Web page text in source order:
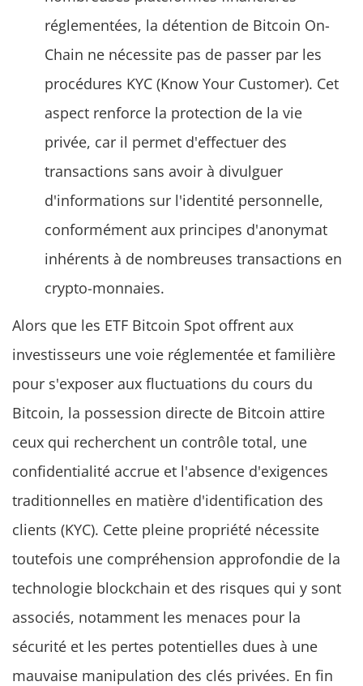
réglementées, la détention de Bitcoin On-
Chain ne nécessite pas de passer par les
procédures KYC (Know Your Customer). Cet
aspect renforce la protection de la vie
privée, car il permet d'effectuer des
transactions sans avoir à divulguer
d'informations sur l'identité personnelle,
conformément aux principes d'anonymat
inhérents à de nombreuses transactions en
crypto-monnaies.
Alors que les ETF Bitcoin Spot offrent aux
investisseurs une voie réglementée et familière
pour s'exposer aux fluctuations du cours du
Bitcoin, la possession directe de Bitcoin attire
ceux qui recherchent un contrôle total, une
confidentialité accrue et l'absence d'exigences
traditionnelles en matière d'identification des
clients (KYC). Cette pleine propriété nécessite
toutefois une compréhension approfondie de la
technologie blockchain et des risques qui y sont
associés, notamment les menaces pour la
sécurité et les pertes potentielles dues à une
mauvaise manipulation des clés privées. En fin